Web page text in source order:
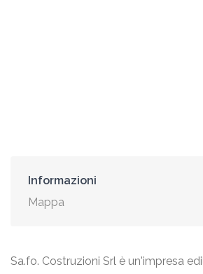
Informazioni
Mappa
Sa.fo. Costruzioni Srl è un'impresa